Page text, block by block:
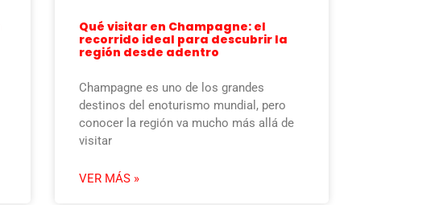
Qué visitar en Champagne: el
recorrido ideal para descubrir la
región desde adentro
Champagne es uno de los grandes
destinos del enoturismo mundial, pero
conocer la región va mucho más allá de
visitar
VER MÁS »